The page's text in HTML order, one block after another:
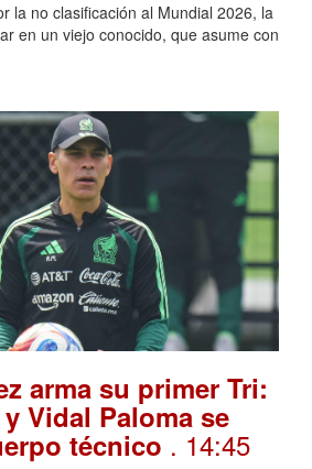
la no clasificación al Mundial 2026, la
en un viejo conocido, que asume con
arma su primer Tri:
Vidal Paloma se
técnico . 14:45